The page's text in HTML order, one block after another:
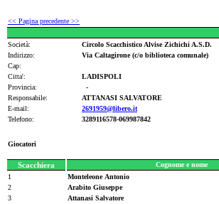
<< Pagina precedente >>
Società:
Circolo Scacchistico Alvise Zichichi A.S.D.
Indirizzo:
Via Caltagirone (c/o biblioteca comunale)
Cap:
Citta':
LADISPOLI
Provincia:
-
Responsabile:
ATTANASI SALVATORE
E-mail:
2691959@libero.it
Telefono:
3289116578-069987842
Giocatori
Scacchiera
Cognome e nome
1
Monteleone Antonio
2
Arabito Giuseppe
3
Attanasi Salvatore